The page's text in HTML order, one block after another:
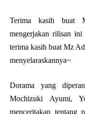
Terima kasih buat
mengerjakan rilisan ini
terima kasih buat Mz
menyelaraskannya~
Dorama yang
Mochizuki Ayumi,
menceritakan tentang